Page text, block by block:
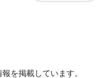
を掲載しています。